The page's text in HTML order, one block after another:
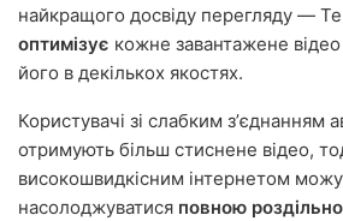
найкращого досвіду перегляду —
оптимізує кожне завантажене відео
його в декількох якостях.
Користувачі зі слабким зʼєднанням
отримують більш стиснене відео,
високошвидкісним інтернетом
насолоджуватися повною